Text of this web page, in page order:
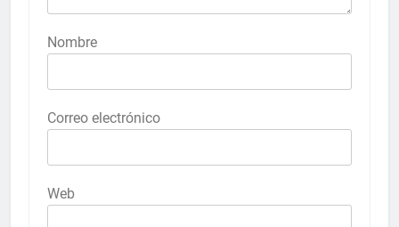
Nombre
Correo electrónico
Web